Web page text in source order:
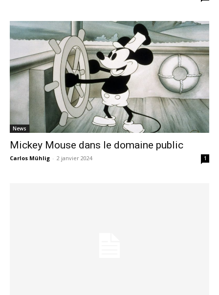
News
Mickey Mouse dans le domaine public
Carlos Mühlig - 2 janvier 2024 1